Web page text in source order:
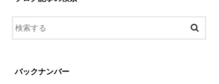
バックナンバー